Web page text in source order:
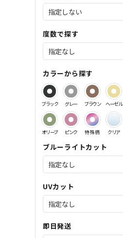
サンドイッチ製法特集
度数で探す
カラーから探す
ブラック グレー ブラウン ヘーゼル
オリーブ ピンク 特殊柄 クリア
ブルーライトカット
UVカット
即日発送